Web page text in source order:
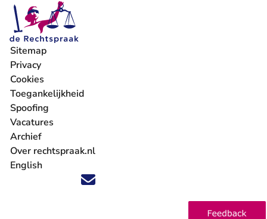
Volg ons op X (Twitter) - U verlaat Rechtspraak.nl
Volg ons op Facebook - U verlaat Rechtspraak.nl
Volg ons op Instagram - U verlaat Rechtspraak.nl
Volg ons op Youtube - U verlaat Rechtspraak.nl
Volg ons op LinkedIn - U verlaat
'Blijf op de hoogte' nieuwsbrief - U verlaat
Sitemap
Privacy
Cookies
Toegankelijkheid
Spoofing
Vacatures
- U verlaat Rechtspraak.nl
Archief
Over rechtspraak.nl
English